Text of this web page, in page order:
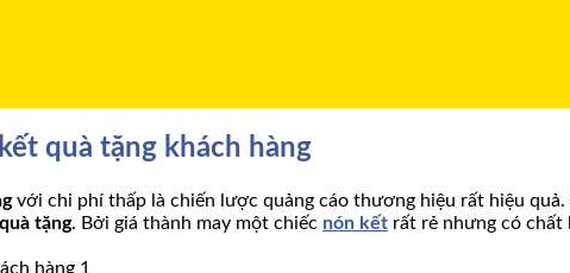
quà tặng khách hàng
với chi phí thấp là chiến lược quảng cáo thương hiệu rất hiệu
tặng. Bởi giá thành may một chiếc nón kết rất rẻ nhưng có chất